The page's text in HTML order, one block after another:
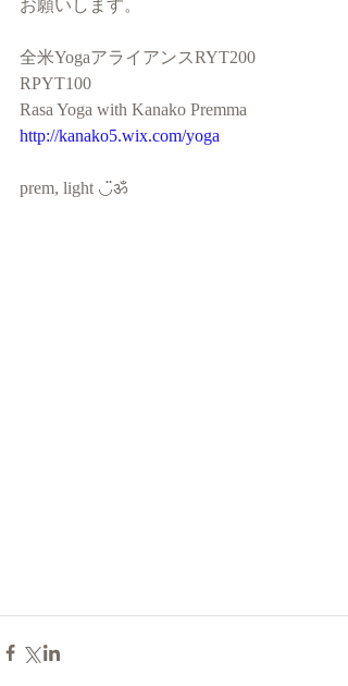
お願いします。
全米YogaアライアンスRYT200
RPYT100
Rasa Yoga with Kanako Premma
http://kanako5.wix.com/yoga
prem, light ◡̈ॐ